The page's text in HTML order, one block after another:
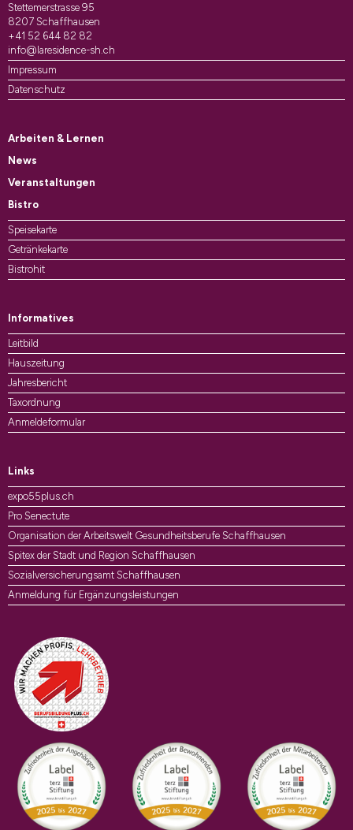
Stettemerstrasse 95
8207 Schaffhausen
+41 52 644 82 82
info@laresidence-sh.ch
Impressum
Datenschutz
Arbeiten & Lernen
News
Veranstaltungen
Bistro
Speisekarte
Getränkekarte
Bistrohit
Informatives
Leitbild
Hauszeitung
Jahresbericht
Taxordnung
Anmeldeformular
Links
expo55plus.ch
Pro Senectute
Organisation der Arbeitswelt Gesundheitsberufe Schaffhausen
Spitex der Stadt und Region Schaffhausen
Sozialversicherungsamt Schaffhausen
Anmeldung für Ergänzungsleistungen
Auszeichnungen